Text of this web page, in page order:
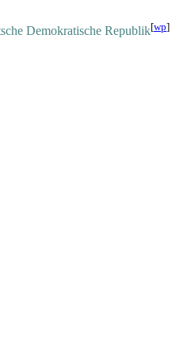
Demokratische Republik[wp]